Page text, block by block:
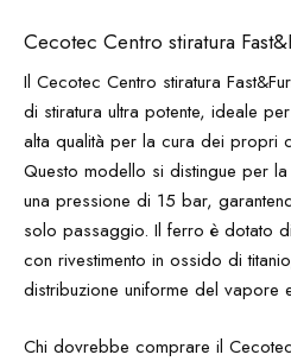
Cecotec Centro stiratura
Il Cecotec Centro stiratura
di stiratura ultra potente, ideale
alta qualità per la cura dei propri
Questo modello si distingue per
una pressione di 15 bar,
solo passaggio. Il ferro è dotato
con rivestimento in ossido di
distribuzione uniforme del vapore
Chi dovrebbe comprare il